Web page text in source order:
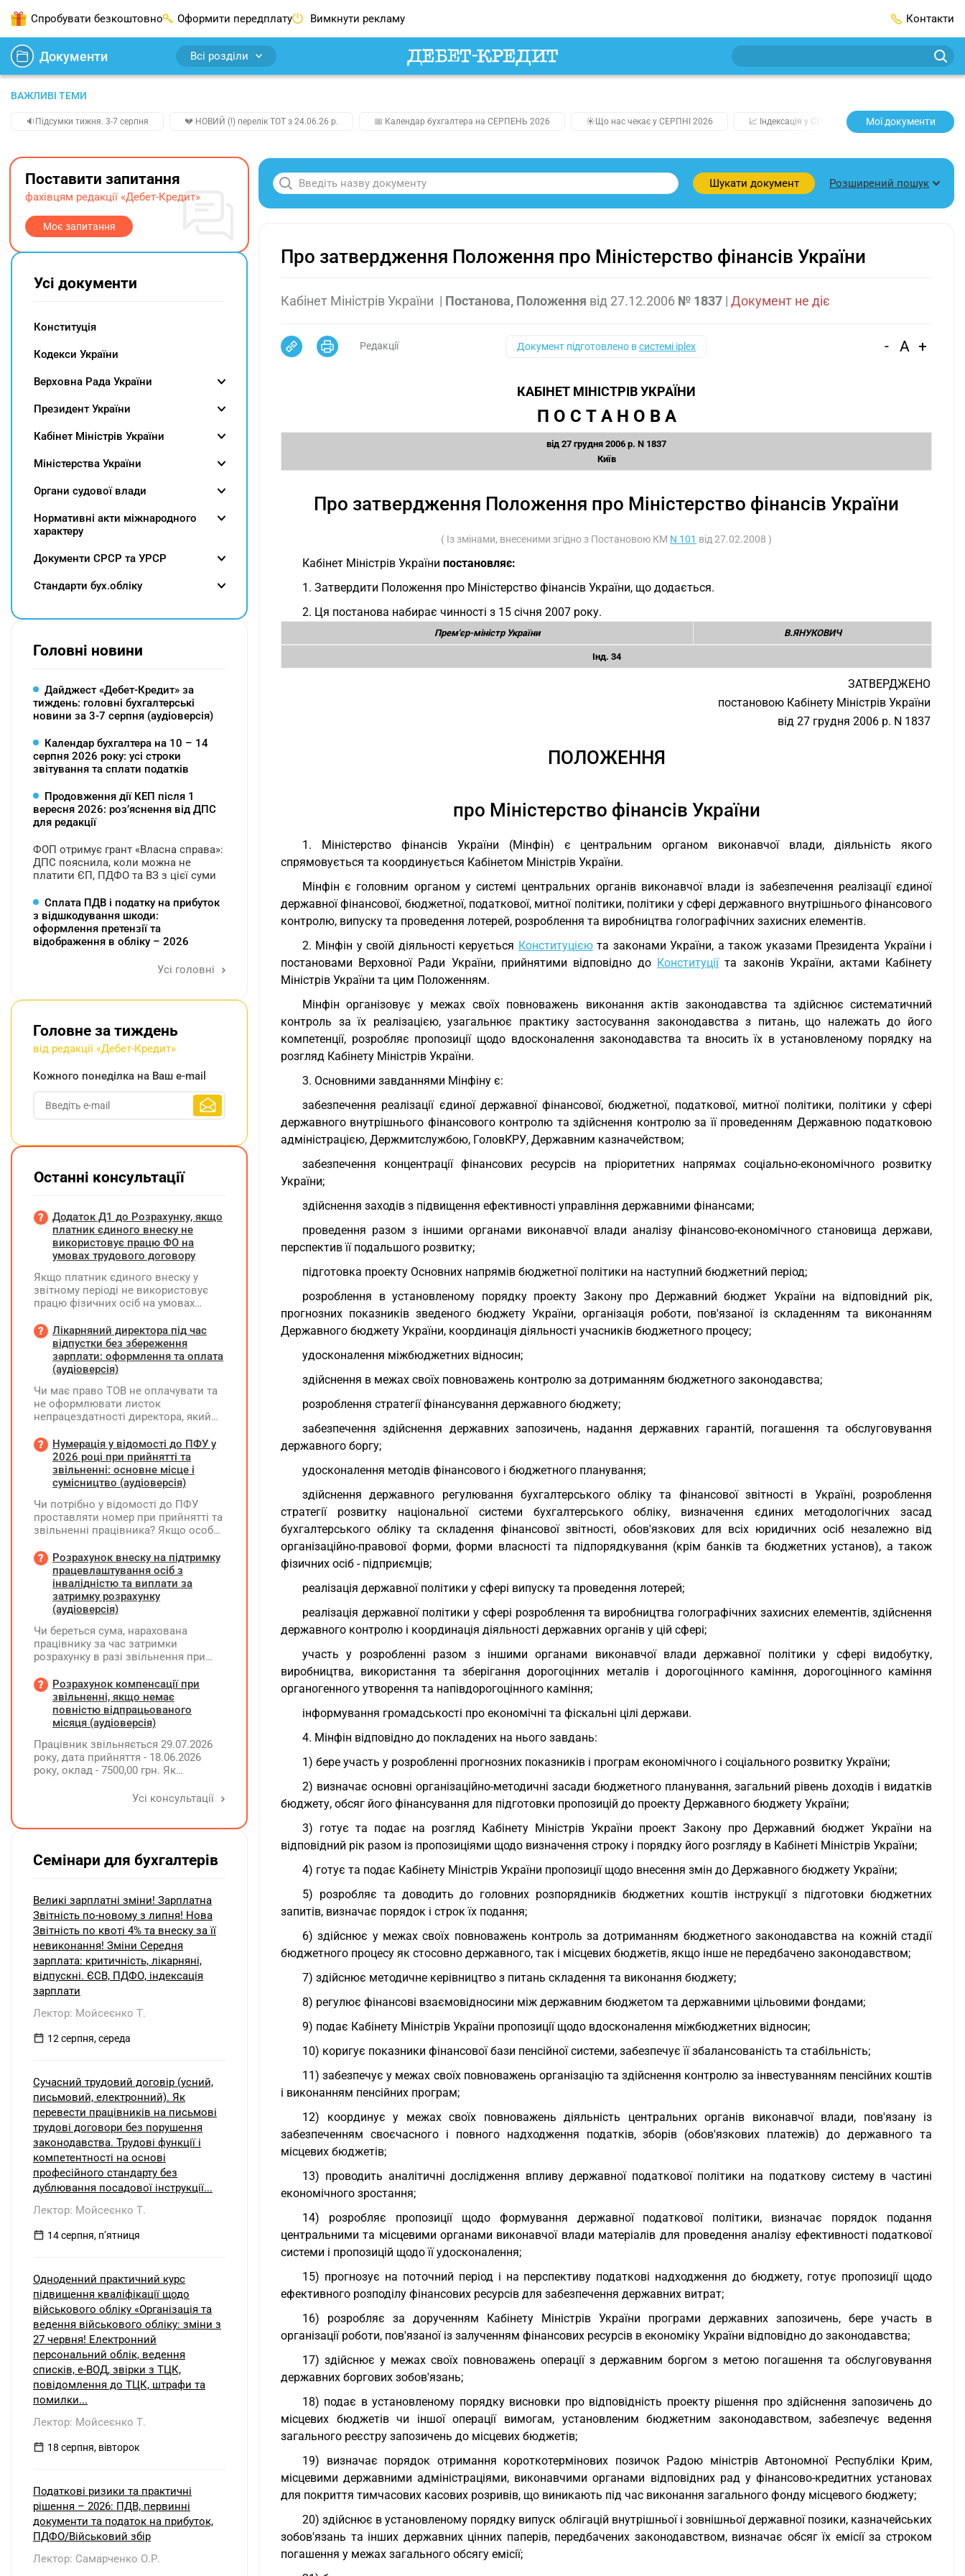
Спробувати безкоштовно Оформити передплату Вимкнути рекламу Контакти
Документи Всі розділи
ВАЖЛИВІ ТЕМИ
🔉Підсумки тижня. 3-7 серпня 💔 НОВИЙ (!) перелік ТОТ з 24.06.26 р. 📅 Календар бухгалтера на СЕРПЕНЬ 2026 ☀️Що нас чекає у СЕРПНІ 2026 📈 Індексація у СЕРПНІ 2️⃣0️⃣2️⃣7️⃣ Усі
Мої документи
Шукати документ Розширений пошук
Про затвердження Положення про Міністерство фінансів України
Кабінет Міністрів України | Постанова, Положення від 27.12.2006 № 1837 | Документ не діє
Редакції Документ підготовлено всистемі iplex - A +
КАБІНЕТ МІНІСТРІВ УКРАЇНИ
П О С Т А Н О В А
від 27 грудня 2006 р. N 1837
Київ
Про затвердження Положення про Міністерство фінансів України
( Із змінами, внесеними згідно з Постановою КМ N 101 від 27.02.2008 )
Кабінет Міністрів України постановляє:
1. Затвердити Положення про Міністерство фінансів України, що додається.
2. Ця постанова набирає чинності з 15 січня 2007 року.
Прем'єр-міністр України В.ЯНУКОВИЧ
Інд. 34
ЗАТВЕРДЖЕНО
постановою Кабінету Міністрів України
від 27 грудня 2006 р. N 1837
ПОЛОЖЕННЯ
про Міністерство фінансів України
1. Міністерство фінансів України (Мінфін) є центральним органом виконавчої влади, діяльність якого
спрямовується та координується Кабінетом Міністрів України.
Мінфін є головним органом у системі центральних органів виконавчої влади із забезпечення реалізації єдиної
державної фінансової, бюджетної, податкової, митної політики, політики у сфері державного внутрішнього фінансового
контролю, випуску та проведення лотерей, розроблення та виробництва голографічних захисних елементів.
2. Мінфін у своїй діяльності керується Конституцієюта законами України, а також указами Президента України і
постановами Верховної Ради України, прийнятими відповідно до Конституціїта законів України, актами Кабінету
Міністрів України та цим Положенням.
Мінфін організовує у межах своїх повноважень виконання актів законодавства та здійснює систематичний
контроль за їх реалізацією, узагальнює практику застосування законодавства з питань, що належать до його
компетенції, розробляє пропозиції щодо вдосконалення законодавства та вносить їх в установленому порядку на
розгляд Кабінету Міністрів України.
3. Основними завданнями Мінфіну є:
забезпечення реалізації єдиної державної фінансової, бюджетної, податкової, митної політики, політики у сфері
державного внутрішнього фінансового контролю та здійснення контролю за її проведенням Державною податковою
адміністрацією, Держмитслужбою, ГоловКРУ, Державним казначейством;
забезпечення концентрації фінансових ресурсів на пріоритетних напрямах соціально-економічного розвитку
України;
здійснення заходів з підвищення ефективності управління державними фінансами;
проведення разом з іншими органами виконавчої влади аналізу фінансово-економічного становища держави,
перспектив її подальшого розвитку;
підготовка проекту Основних напрямів бюджетної політики на наступний бюджетний період;
розроблення в установленому порядку проекту Закону про Державний бюджет України на відповідний рік,
прогнозних показників зведеного бюджету України, організація роботи, пов'язаної із складенням та виконанням
Державного бюджету України, координація діяльності учасників бюджетного процесу;
удосконалення міжбюджетних відносин;
здійснення в межах своїх повноважень контролю за дотриманням бюджетного законодавства;
розроблення стратегії фінансування державного бюджету;
забезпечення здійснення державних запозичень, надання державних гарантій, погашення та обслуговування
державного боргу;
удосконалення методів фінансового і бюджетного планування;
здійснення державного регулювання бухгалтерського обліку та фінансової звітності в Україні, розроблення
стратегії розвитку національної системи бухгалтерського обліку, визначення єдиних методологічних засад
бухгалтерського обліку та складення фінансової звітності, обов'язкових для всіх юридичних осіб незалежно від
організаційно-правової форми, форми власності та підпорядкування (крім банків та бюджетних установ), а також
фізичних осіб - підприємців;
реалізація державної політики у сфері випуску та проведення лотерей;
реалізація державної політики у сфері розроблення та виробництва голографічних захисних елементів, здійснення
державного контролю і координація діяльності державних органів у цій сфері;
участь у розробленні разом з іншими органами виконавчої влади державної політики у сфері видобутку,
виробництва, використання та зберігання дорогоцінних металів і дорогоцінного каміння, дорогоцінного каміння
органогенного утворення та напівдорогоцінного каміння;
інформування громадськості про економічні та фіскальні цілі держави.
4. Мінфін відповідно до покладених на нього завдань:
1) бере участь у розробленні прогнозних показників і програм економічного і соціального розвитку України;
2) визначає основні організаційно-методичні засади бюджетного планування, загальний рівень доходів і видатків
бюджету, обсяг його фінансування для підготовки пропозицій до проекту Державного бюджету України;
3) готує та подає на розгляд Кабінету Міністрів України проект Закону про Державний бюджет України на
відповідний рік разом із пропозиціями щодо визначення строку і порядку його розгляду в Кабінеті Міністрів України;
4) готує та подає Кабінету Міністрів України пропозиції щодо внесення змін до Державного бюджету України;
5) розробляє та доводить до головних розпорядників бюджетних коштів інструкції з підготовки бюджетних
запитів, визначає порядок і строк їх подання;
6) здійснює у межах своїх повноважень контроль за дотриманням бюджетного законодавства на кожній стадії
бюджетного процесу як стосовно державного, так і місцевих бюджетів, якщо інше не передбачено законодавством;
7) здійснює методичне керівництво з питань складення та виконання бюджету;
8) регулює фінансові взаємовідносини між державним бюджетом та державними цільовими фондами;
9) подає Кабінету Міністрів України пропозиції щодо вдосконалення міжбюджетних відносин;
10) коригує показники фінансової бази пенсійної системи, забезпечує її збалансованість та стабільність;
11) забезпечує у межах своїх повноважень організацію та здійснення контролю за інвестуванням пенсійних коштів
і виконанням пенсійних програм;
12) координує у межах своїх повноважень діяльність центральних органів виконавчої влади, пов'язану із
забезпеченням своєчасного і повного надходження податків, зборів (обов'язкових платежів) до державного та
місцевих бюджетів;
13) проводить аналітичні дослідження впливу державної податкової політики на податкову систему в частині
економічного зростання;
14) розробляє пропозиції щодо формування державної податкової політики, визначає порядок подання
центральними та місцевими органами виконавчої влади матеріалів для проведення аналізу ефективності податкової
системи і пропозицій щодо її удосконалення;
15) прогнозує на поточний період і на перспективу податкові надходження до бюджету, готує пропозиції щодо
ефективного розподілу фінансових ресурсів для забезпечення державних витрат;
16) розробляє за дорученням Кабінету Міністрів України програми державних запозичень, бере участь в
організації роботи, пов'язаної із залученням фінансових ресурсів в економіку України відповідно до законодавства;
17) здійснює у межах своїх повноважень операції з державним боргом з метою погашення та обслуговування
державних боргових зобов'язань;
18) подає в установленому порядку висновки про відповідність проекту рішення про здійснення запозичень до
місцевих бюджетів чи іншої операції вимогам, установленим бюджетним законодавством, забезпечує ведення
загального реєстру запозичень до місцевих бюджетів;
19) визначає порядок отримання короткотермінових позичок Радою міністрів Автономної Республіки Крим,
місцевими державними адміністраціями, виконавчими органами відповідних рад у фінансово-кредитних установах
для покриття тимчасових касових розривів, що виникають під час виконання загального фонду місцевого бюджету;
20) здійснює в установленому порядку випуск облігацій внутрішньої і зовнішньої державної позики, казначейських
зобов'язань та інших державних цінних паперів, передбачених законодавством, визначає обсяг їх емісії за строком
погашення у межах загального обсягу емісії;
Поставити запитання
фахівцям редакції «Дебет-Кредит»
Моє запитання
Усі документи
Конституція
Кодекси України
Верховна Рада України
Президент України
Кабінет Міністрів України
Міністерства України
Органи судової влади
Нормативні акти міжнародного
характеру
Документи СРСР та УРСР
Cтандарти бух.обліку
Головні новини
Дайджест «Дебет-Кредит» за
тиждень: головні бухгалтерські
новини за 3-7 серпня (аудіоверсія)
Календар бухгалтера на 10 – 14
серпня 2026 року: усі строки
звітування та сплати податків
Продовження дії КЕП після 1
вересня 2026: розʼяснення від ДПС
для редакції
ФОП отримує грант «Власна справа»:
ДПС пояснила, коли можна не
платити ЄП, ПДФО та ВЗ з цієї суми
Сплата ПДВ і податку на прибуток
з відшкодування шкоди:
оформлення претензії та
відображення в обліку – 2026
Усі головні
Головне за тиждень
від редакції «Дебет-Кредит»
Кожного понеділка на Ваш e-mail
Останні консультації
Додаток Д1 до Розрахунку, якщо
платник єдиного внеску не
використовує працю ФО на
умовах трудового договору
Якщо платник єдиного внеску у
звітному періоді не використовує
працю фізичних осіб на умовах
на інших умовах, передбачених
законодавством, Додаток Д1/
Додаток ФІЗ-Д1 за відповідний
період не подається
Лікарняний директора під час
відпустки без збереження
зарплати: оформлення та оплата
(аудіоверсія)
Чи має право ТОВ не оплачувати та
не оформлювати листок
непрацездатності директора, який
збереження заробітної плати під час
призупинення діяльності
підприємства?
Нумерація у відомості до ПФУ у
2026 році при прийнятті та
звільненні: основне місце і
сумісництво (аудіоверсія)
Чи потрібно у відомості до ПФУ
проставляти номер при прийнятті та
звільненні працівника? Якщо особа
місцем роботи та за сумісництвом,
чи рахується це як два роботодавці?
Розрахунок внеску на підтримку
працевлаштування осіб з
інвалідністю та виплати за
затримку розрахунку
(аудіоверсія)
Чи береться сума, нарахована
працівнику за час затримки
розрахунку в разі звільнення при
заробітної плати (винагороди), для
розрахунку внеску на підтримку
працевлаштування осіб з
інвалідністю?
Розрахунок компенсації при
звільненні, якщо немає
повністю відпрацьованого
місяця (аудіоверсія)
Працівник звільняється 29.07.2026
року, дата прийняття - 18.06.2026
року, оклад - 7500,00 грн. Як
невикористаних днів відпустки при
Усі консультації
Семінари для бухгалтерів
Великі зарплатні зміни! Зарплатна
Звітність по-новому з липня! Нова
Звітність по квоті 4% та внеску за її
невиконання! Зміни Середня
зарплата: критичність, лікарняні,
відпускні. ЄСВ, ПДФО, індексація
зарплати
Лектор: Мойсеєнко Т.
12 серпня, середа
Сучасний трудовий договір (усний,
письмовий, електронний). Як
перевести працівників на письмові
трудові договори без порушення
законодавства. Трудові функції і
компетентності на основі
професійного стандарту без
дублювання посадової інструкції...
Лектор: Мойсеєнко Т.
14 серпня, пʼятниця
Одноденний практичний курс
підвищення кваліфікації щодо
військового обліку «Організація та
ведення військового обліку: зміни з
27 червня! Електронний
персональний облік, ведення
списків, е-ВОД, звірки з ТЦК,
повідомлення до ТЦК, штрафи та
помилки...
Лектор: Мойсеєнко Т.
18 серпня, вівторок
Податкові ризики та практичні
рішення – 2026: ПДВ, первинні
документи та податок на прибуток,
ПДФО/Військовий збір
Лектор: Самарченко О.Р.